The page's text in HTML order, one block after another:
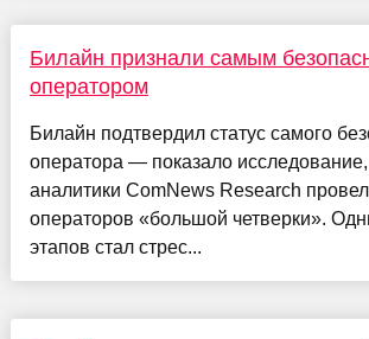
Билайн признали самым
оператором
Билайн подтвердил статус самого
оператора — показало исследование,
аналитики ComNews Research
операторов «большой четверки».
этапов стал стрес...